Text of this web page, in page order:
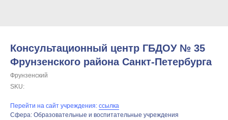
Консультационный центр ГБДОУ № 35
Фрунзенского района Санкт-Петербурга
Фрунзенский
SKU:
Перейти на сайт учреждения: ссылка
Сфера: Образовательные и воспитательные учреждения